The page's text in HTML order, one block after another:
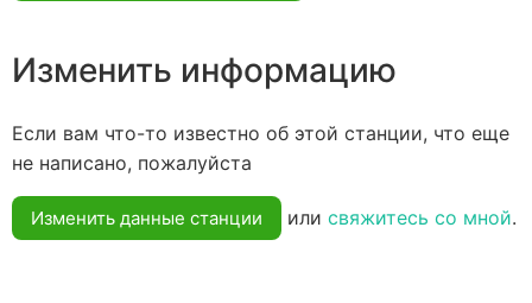
Изменить информацию
Если вам что-то известно об этой станции, что еще
не написано, пожалуйста
Изменить данные станции или свяжитесь со мной.